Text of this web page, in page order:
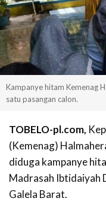
Kampanye hitam Kemenag
satu pasangan calon.
TOBELO-pl.com,
(Kemenag)
diduga kampanye
Madrasah Ibtidaiyah
Galela Barat.